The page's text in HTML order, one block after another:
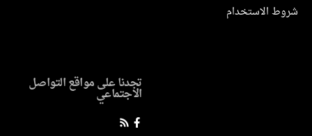
شروط الاستخدام
تجدنا على مواقع التواصل
الاجتماعي